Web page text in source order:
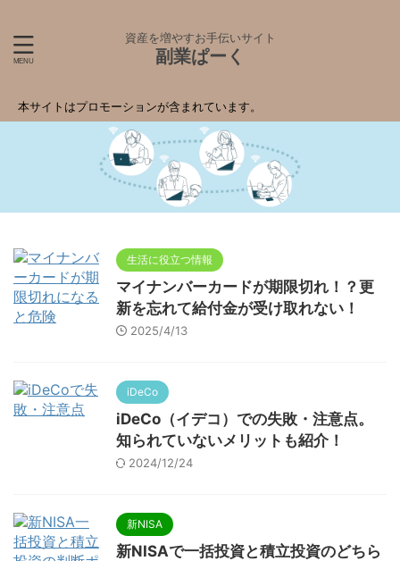
資産を増やすお手伝いサイト
副業ぱーく
本サイトはプロモーションが含まれています。
生活に役立つ情報
マイナンバーカードが期限切れ！？更
新を忘れて給付金が受け取れない！
2025/4/13
iDeCo
iDeCo（イデコ）での失敗・注意点。
知られていないメリットも紹介！
2024/12/24
新NISA
新NISAで一括投資と積立投資のどちら